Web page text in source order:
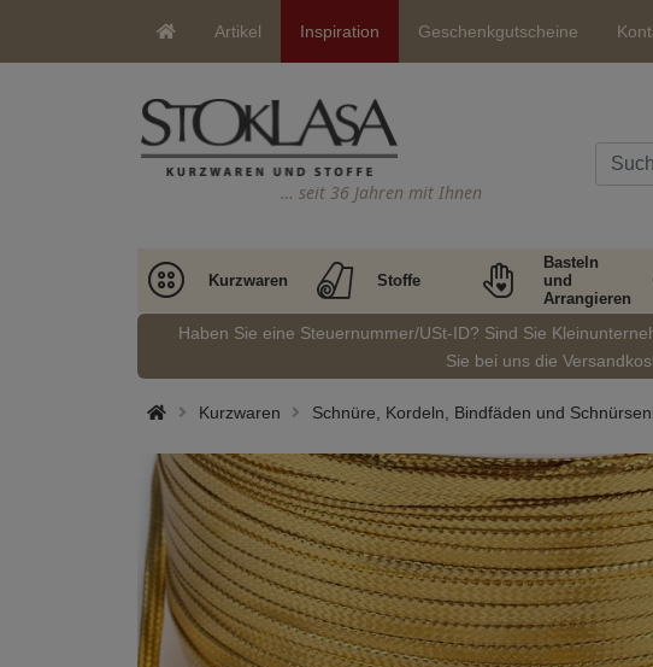
Artikel Inspiration Geschenkgutscheine
… seit 36 Jahren mit Ihnen
Kurzwaren Stoffe
Basteln
und
Arrangieren
Haben Sie eine Steuernummer/USt-ID? Sind Sie
Sie bei uns die
Kurzwaren Schnüre, Kordeln, Bindfäden und